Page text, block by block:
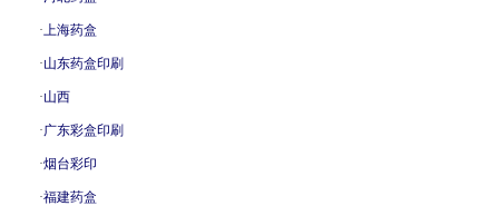
·上海药盒
·山东药盒印刷
·山西
·广东彩盒印刷
·烟台彩印
·福建药盒